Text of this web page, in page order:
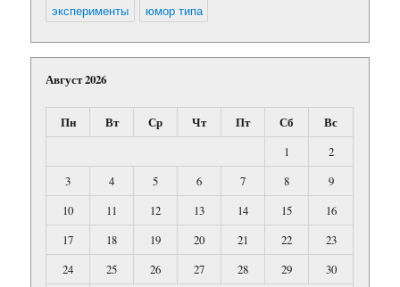
эксперименты
юмор типа
Август 2026
Пн Вт Ср Чт Пт Сб Вс
1
2
3
4 5 6 7 8
9
10
11 12 13 14 15
16
17
18 19 20 21 22
23
24
25 26 27 28 29
30